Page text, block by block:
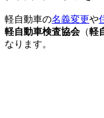
軽自動車の名義変更や
軽自動車検査協会（軽
なります。